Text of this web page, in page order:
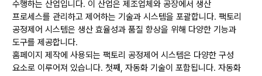
수행하는 산업입니다. 이 산업은 제조업체와 공장에서 생산
프로세스를 관리하고 제어하는 기술과 시스템을 포괄합니다. 팩토리
공정제어 시스템은 생산 효율성과 품질 향상을 위해 다양한 기능과
도구를 제공합니다.
홈페이지 제작에 사용되는 팩토리 공정제어 시스템은 다양한 구성
요소로 이루어져 있습니다. 첫째, 자동화 기술이 포함됩니다. 자동화